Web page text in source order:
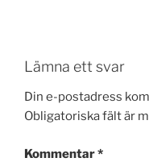
Lämna ett svar
Din e-postadress
Obligatoriska fält är
Kommentar*